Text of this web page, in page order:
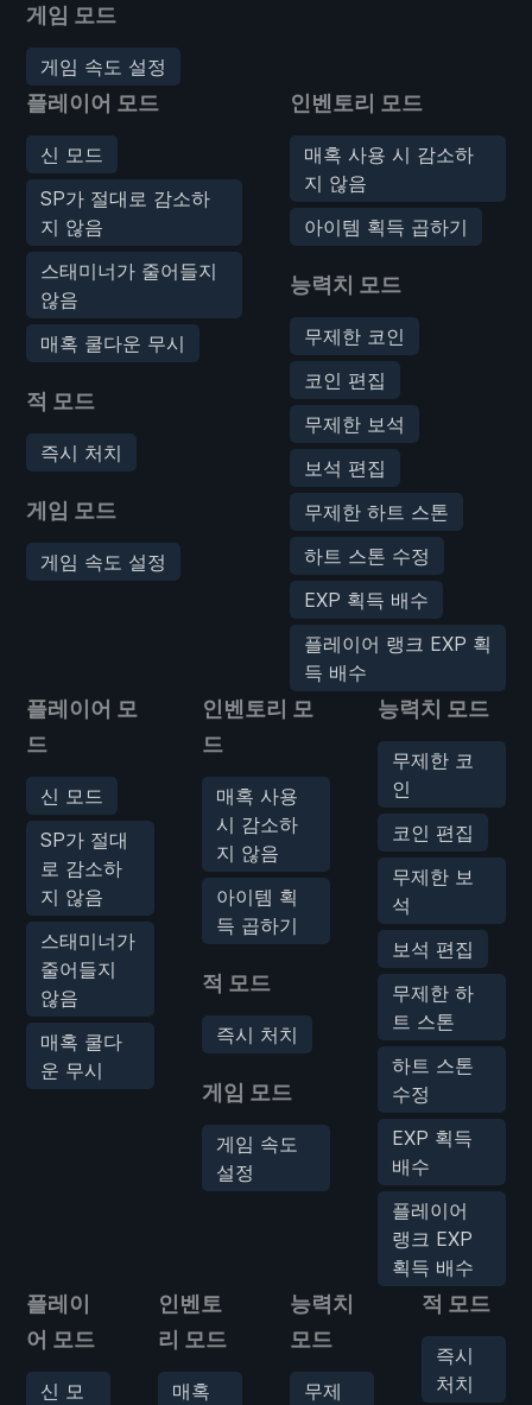
게임 모드
게임 속도 설정
플레이어 모드
신 모드
SP가 절대로 감소하
지 않음
스태미너가 줄어들지
않음
매혹 쿨다운 무시
적 모드
즉시 처치
게임 모드
게임 속도 설정
인벤토리 모드
매혹 사용 시 감소하
지 않음
아이템 획득 곱하기
능력치 모드
무제한 코인
코인 편집
무제한 보석
보석 편집
무제한 하트 스톤
하트 스톤 수정
EXP 획득 배수
플레이어 랭크 EXP 획
득 배수
플레이어 모
드
신 모드
SP가 절대
로 감소하
지 않음
스태미너가
줄어들지
않음
매혹 쿨다
운 무시
인벤토리 모
드
매혹 사용
시 감소하
지 않음
아이템 획
득 곱하기
적 모드
즉시 처치
게임 모드
게임 속도
설정
능력치 모드
무제한 코
인
코인 편집
무제한 보
석
보석 편집
무제한 하
트 스톤
하트 스톤
수정
EXP 획득
배수
플레이어
랭크 EXP
획득 배수
플레이
어 모드
신 모
인벤토
리 모드
매혹
능력치
모드
무제
적 모드
즉시
처치